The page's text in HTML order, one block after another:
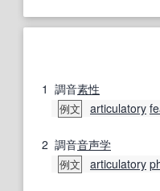
1 調音素性
例文 articulatory
2 調音音声学
例文 articulatory